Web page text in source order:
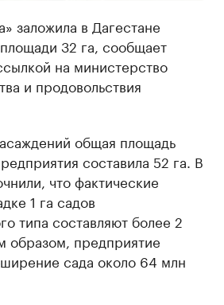
заложила в Дагестане
32 га, сообщает
на министерство
и продовольствия
общая площадь
составила 52 га. В
что фактические
1 га садов
типа составляют более 2
образом, предприятие
сада около 64 млн